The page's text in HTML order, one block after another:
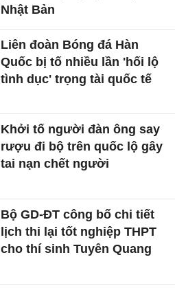
Nhật Bản
Liên đoàn Bóng đá Hàn
Quốc bị tố nhiều lần 'hối lộ
tình dục' trọng tài quốc tế
Khởi tố người đàn ông say
rượu đi bộ trên quốc lộ gây
tai nạn chết người
Bộ GD-ĐT công bố chi tiết
lịch thi lại tốt nghiệp THPT
cho thí sinh Tuyên Quang